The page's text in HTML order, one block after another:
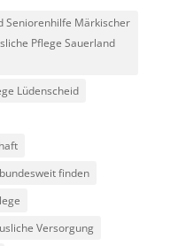
Seniorenhilfe Märkischer
Pflege Sauerland
Lüdenscheid
finden
Versorgung